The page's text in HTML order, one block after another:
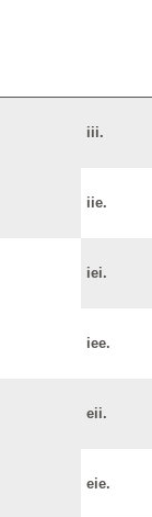
iii.
iie.
iei.
iee.
eii.
eie.